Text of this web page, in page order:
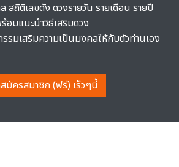
สถิติเลขดัง ดวงรายวัน รายเดือน รายปี
อมแนะนำวิธีเสริมดวง
รมเสริมความเป็นมงคลให้กับตัวท่านเอง
มัครสมาชิก (ฟรี) เร็วๆนี้